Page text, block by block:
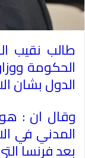
طالب نقيب
الحكومة
الدول بشان
وقال ان :
المدني في
بعد فرنسا